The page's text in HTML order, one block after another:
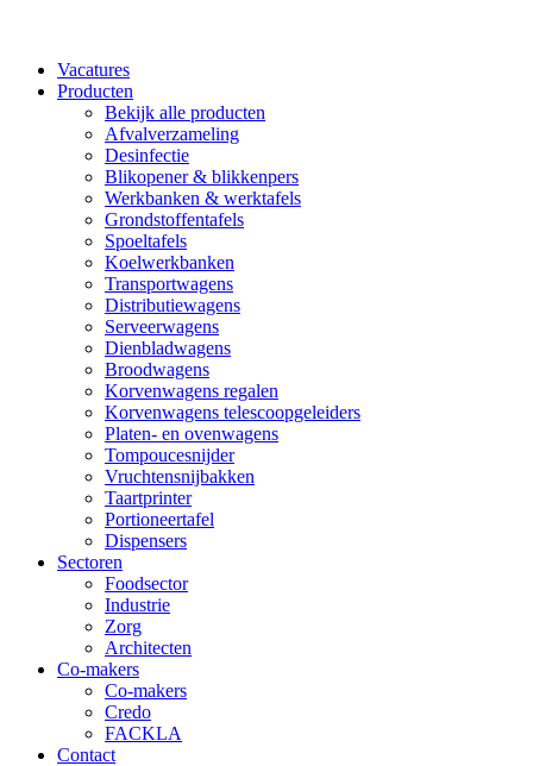
Vacatures
Producten
Bekijk alle producten
Afvalverzameling
Desinfectie
Blikopener & blikkenpers
Werkbanken & werktafels
Grondstoffentafels
Spoeltafels
Koelwerkbanken
Transportwagens
Distributiewagens
Serveerwagens
Dienbladwagens
Broodwagens
Korvenwagens regalen
Korvenwagens telescoopgeleiders
Platen- en ovenwagens
Tompoucesnijder
Vruchtensnijbakken
Taartprinter
Portioneertafel
Dispensers
Sectoren
Foodsector
Industrie
Zorg
Architecten
Co-makers
Co-makers
Credo
FACKLA
Contact